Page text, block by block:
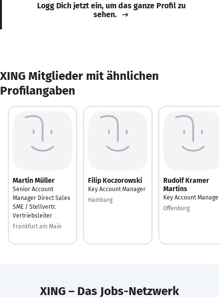
Logg Dich jetzt ein, um das ganze Profil zu
sehen.
XING Mitglieder mit ähnlichen
Profilangaben
Martin Müller
Senior Account
Manager Direct Sales
SME / Stellvertr.
Vertriebsleiter
Frankfurt am Main
Filip Koczorowski
Key Account Manager
Hamburg
Rudolf Kramer
Martins
Key Account
Offenburg
XING – Das Jobs-Netzwerk